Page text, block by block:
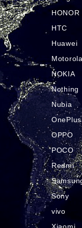
HONOR
HTC
Huawei
NOKIA
Nothing
Nubia
OnePlus
OPPO
POCO
Redmi
Sony
vivo